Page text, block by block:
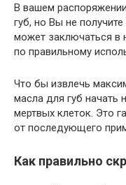
В вашем
губ, но Вы не
может заключаться в
по правильному
Что бы извлечь
масла для губ начать
мертвых клеток. Это
от последующего
Как правильно